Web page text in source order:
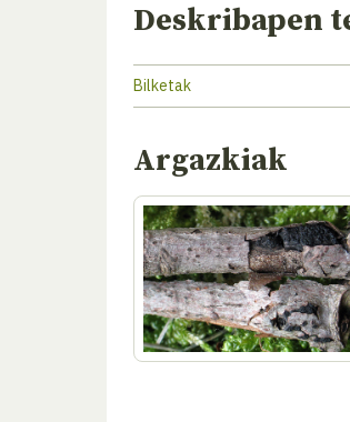
Deskribapen
Bilketak
Argazkiak